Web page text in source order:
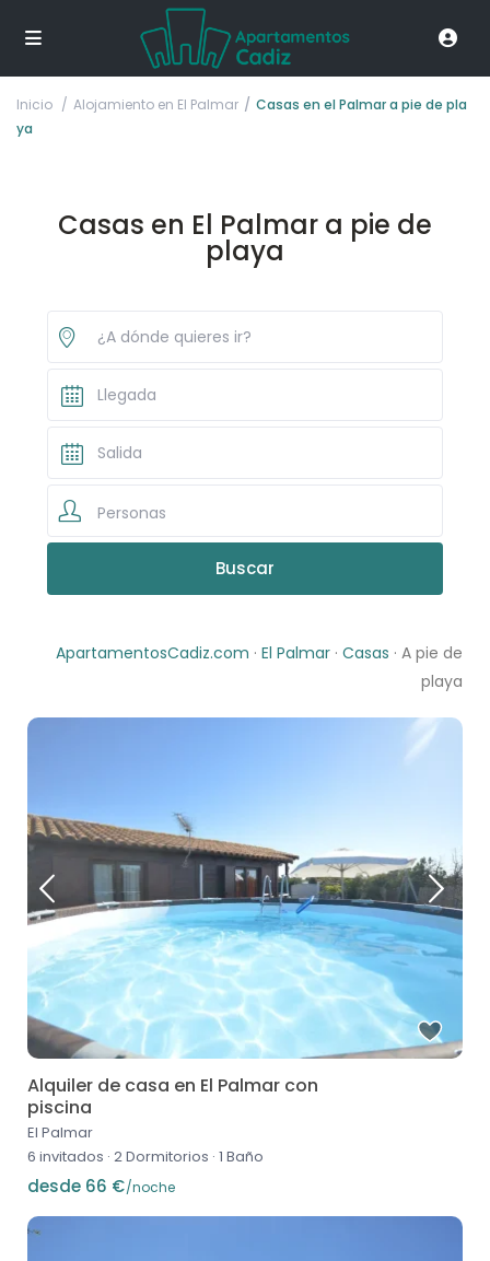
Inicio Alojamiento en El Palmar
Casas en el Palmar a pie de pla
ya
Casas en El Palmar a pie de
playa
Personas
ApartamentosCadiz.com · El Palmar· Casas · A pie de
playa
Alquiler de casa en El Palmar con
piscina
El Palmar
6 invitados · 2 Dormitorios · 1 Baño
desde 66 €/noche